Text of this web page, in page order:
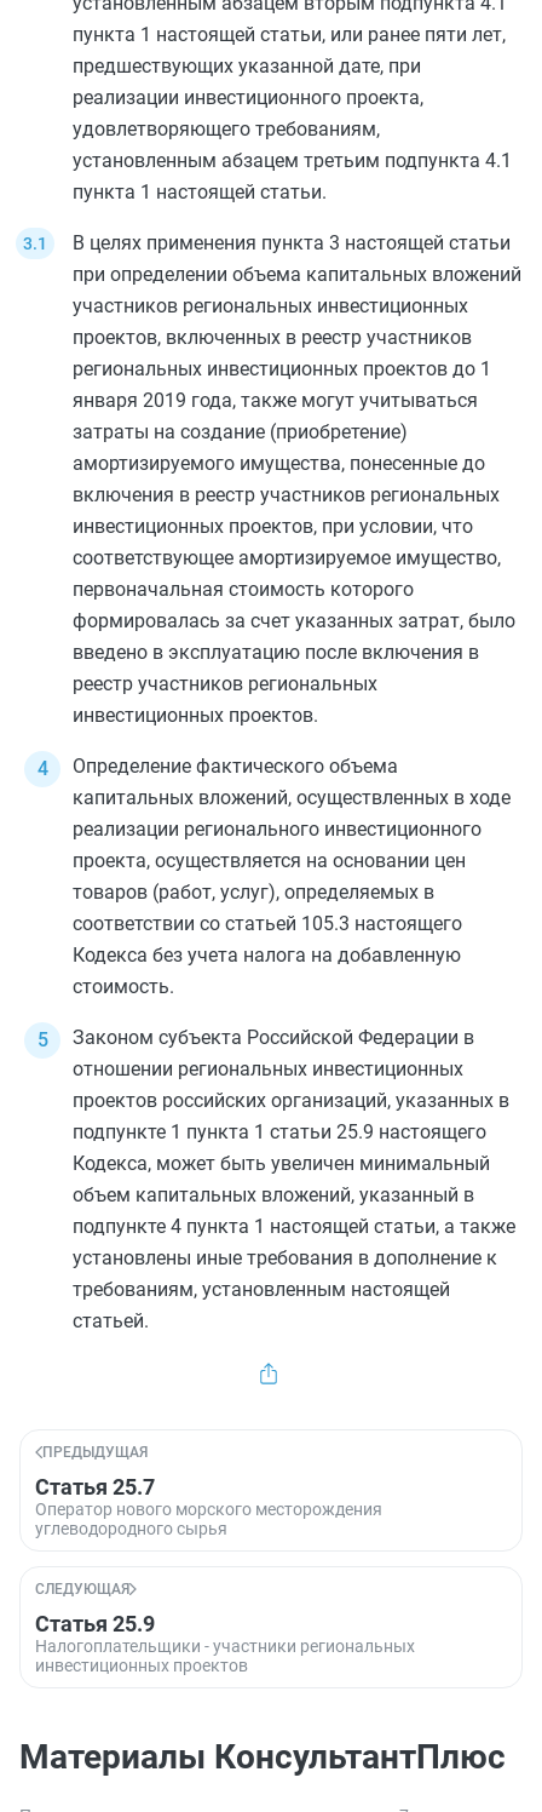
пункта 1 настоящей статьи, или ранее пяти лет,
предшествующих указанной дате, при
реализации инвестиционного проекта,
удовлетворяющего требованиям,
установленным абзацем третьим подпункта 4.1
пункта 1 настоящей статьи.
В целях применения пункта 3 настоящей статьи
при определении объема капитальных вложений
участников региональных инвестиционных
проектов, включенных в реестр участников
региональных инвестиционных проектов до 1
января 2019 года, также могут учитываться
затраты на создание (приобретение)
амортизируемого имущества, понесенные до
включения в реестр участников региональных
инвестиционных проектов, при условии, что
соответствующее амортизируемое имущество,
первоначальная стоимость которого
формировалась за счет указанных затрат, было
введено в эксплуатацию после включения в
реестр участников региональных
инвестиционных проектов.
Определение фактического объема
капитальных вложений, осуществленных в ходе
реализации регионального инвестиционного
проекта, осуществляется на основании цен
товаров (работ, услуг), определяемых в
соответствии со статьей 105.3 настоящего
Кодекса без учета налога на добавленную
стоимость.
Законом субъекта Российской Федерации в
отношении региональных инвестиционных
проектов российских организаций, указанных в
подпункте 1 пункта 1 статьи 25.9 настоящего
Кодекса, может быть увеличен минимальный
объем капитальных вложений, указанный в
подпункте 4 пункта 1 настоящей статьи, а также
установлены иные требования в дополнение к
требованиям, установленным настоящей
статьей.
ПРЕДЫДУЩАЯ
Статья 25.7
Оператор нового морского месторождения
углеводородного сырья
СЛЕДУЮЩАЯ
Статья 25.9
Налогоплательщики - участники региональных
инвестиционных проектов
Материалы КонсультантПлюс